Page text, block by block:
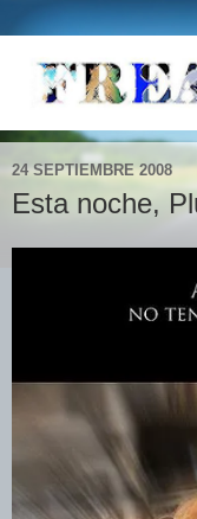
24 SEPTIEMBRE 2008
Esta noche,